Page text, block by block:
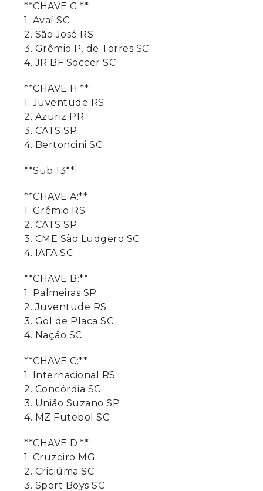
**CHAVE G:**
1. Avaí SC
2. São José RS
3. Grêmio P. de Torres SC
4. JR BF Soccer SC
**CHAVE H:**
1. Juventude RS
2. Azuriz PR
3. CATS SP
4. Bertoncini SC
**Sub 13**
**CHAVE A:**
1. Grêmio RS
2. CATS SP
3. CME São Ludgero SC
4. IAFA SC
**CHAVE B:**
1. Palmeiras SP
2. Juventude RS
3. Gol de Placa SC
4. Nação SC
**CHAVE C:**
1. Internacional RS
2. Concórdia SC
3. União Suzano SP
4. MZ Futebol SC
**CHAVE D:**
1. Cruzeiro MG
2. Criciúma SC
3. Sport Boys SC